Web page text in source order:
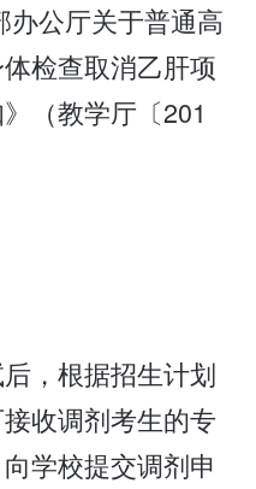
办公厅关于普通高
检查取消乙肝项
（教学厅〔201
，根据招生计划
收调剂考生的专
学校提交调剂申